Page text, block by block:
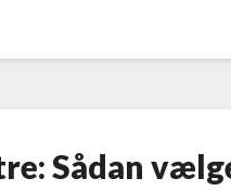
Sådan